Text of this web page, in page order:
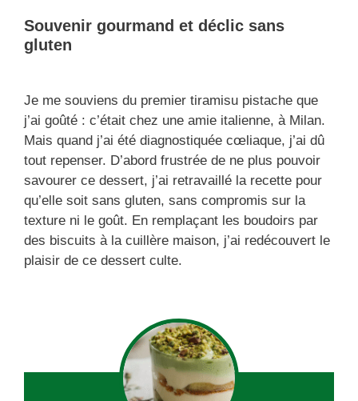
Souvenir gourmand et déclic sans
gluten
Je me souviens du premier tiramisu pistache que
j’ai goûté : c’était chez une amie italienne, à Milan.
Mais quand j’ai été diagnostiquée cœliaque, j’ai dû
tout repenser. D’abord frustrée de ne plus pouvoir
savourer ce dessert, j’ai retravaillé la recette pour
qu’elle soit sans gluten, sans compromis sur la
texture ni le goût. En remplaçant les boudoirs par
des biscuits à la cuillère maison, j’ai redécouvert le
plaisir de ce dessert culte.